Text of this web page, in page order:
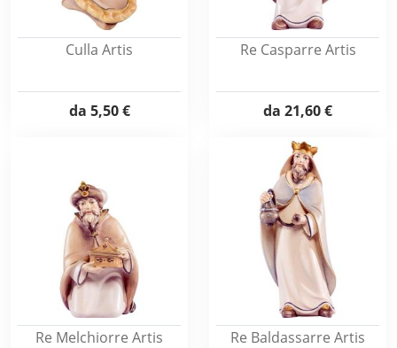
Culla Artis
da 5,50 €
Re Casparre Artis
da 21,60 €
Re Melchiorre Artis Re Baldassarre Artis